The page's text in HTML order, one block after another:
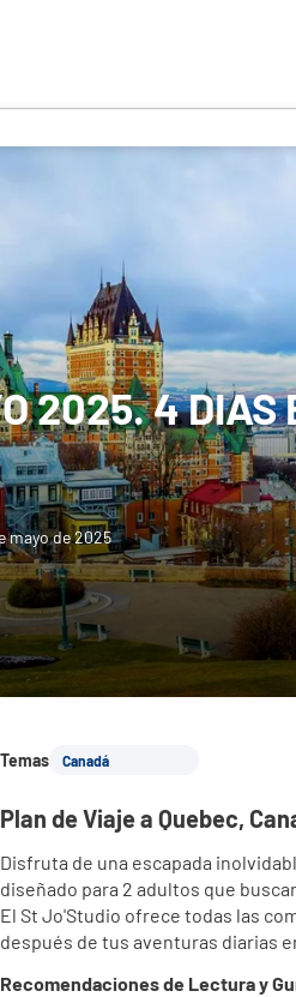
2025. 4 DIAS
mayo de 2025
Temas Canadá
Plan de Viaje a Quebec,
Disfruta de una escapada
diseñado para 2 adultos que
El St Jo'Studio ofrece todas las
después de tus aventuras diarias
Recomendaciones de Lectura y